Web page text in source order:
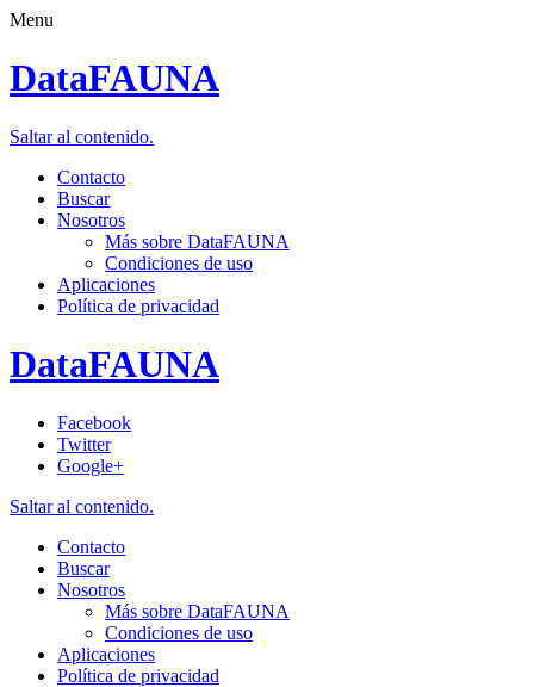
Menu
DataFAUNA
Saltar al contenido.
Contacto
Buscar
Nosotros
Más sobre DataFAUNA
Condiciones de uso
Aplicaciones
Política de privacidad
DataFAUNA
Facebook
Twitter
Google+
Saltar al contenido.
Contacto
Buscar
Nosotros
Más sobre DataFAUNA
Condiciones de uso
Aplicaciones
Política de privacidad